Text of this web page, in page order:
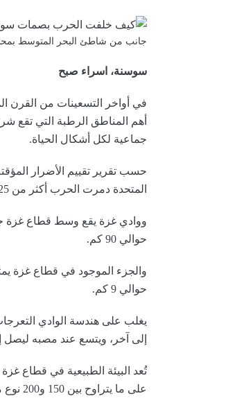
جانب من شاطئ البحر المتوسط
سوسنة، اسراء صبح
في أواخر التسعينات من
أهم المناطق الرطبة التي تقع
جماعية لكل أشكال الحياة.
حسب تقرير تقييم الأضرار
المتحدة دمرت الحرب أكثر من 25% من الوادي.
ووادي غزة يقع وسط قطاع غزة
حوالي 90 كم.
والجزء الموجود في قطاع غزة
حوالي 9 كم.
يغلب على هندسة الوادي
إلى آخر، ويتسع عند مصبه ليصل إلى
تُعد البيئة الطبيعية في قطاع
على ما يتراوح بين 150 و200 نوع من الطيور، إضافة إلى 20 نوعا من الثدييات و 25 نوعا من الزواحف.